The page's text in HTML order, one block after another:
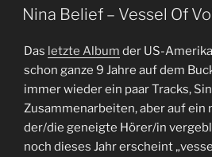
AM
Nina Belief – Vessel Of
Das letzte Album der US-
schon ganze 9 Jahre auf dem
immer wieder ein paar Tracks,
Zusammenarbeiten, aber auf ein
der/die geneigte Hörer/in
noch dieses Jahr erscheint